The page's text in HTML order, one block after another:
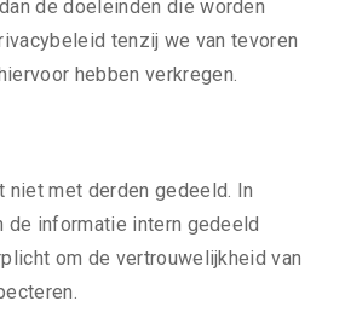
de doeleinden die worden
tenzij we van tevoren
hebben verkregen.
niet met derden gedeeld. In
de informatie intern gedeeld
om de vertrouwelijkheid van